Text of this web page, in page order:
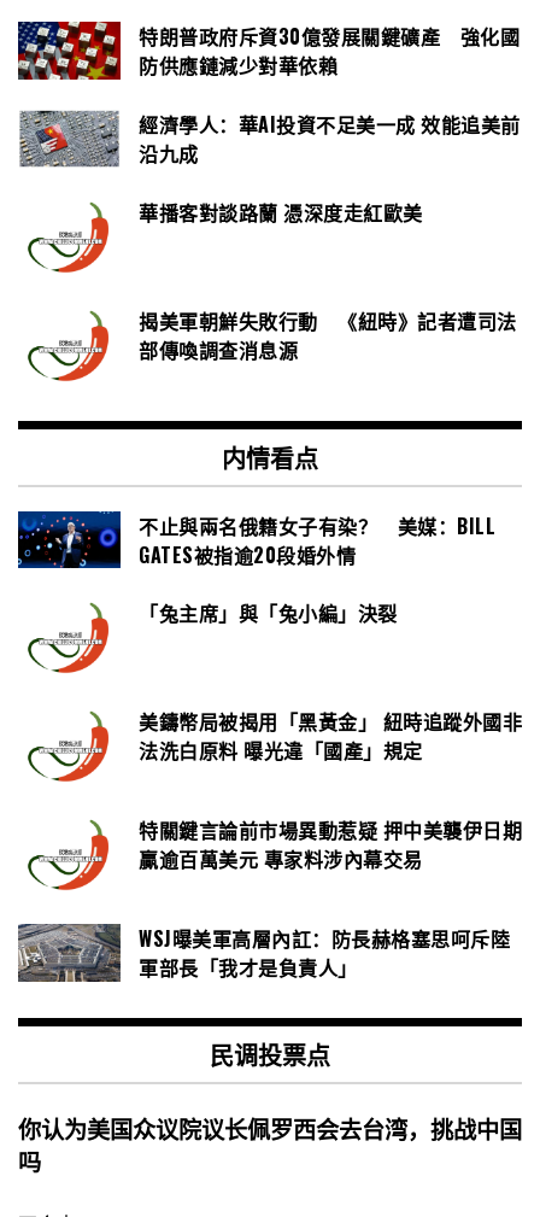
特朗普政府斥資30億發展關鍵礦產 強化國
防供應鏈減少對華依賴
經濟學人：華AI投資不足美一成 效能追美前
沿九成
華播客對談路蘭 憑深度走紅歐美
揭美軍朝鮮失敗行動 《紐時》記者遭司法
部傳喚調查消息源
内情看点
不止與兩名俄籍女子有染？ 美媒：BILL
GATES被指逾20段婚外情
「兔主席」與「兔小編」決裂
美鑄幣局被揭用「黑黃金」 紐時追蹤外國非
法洗白原料 曝光違「國產」規定
特關鍵言論前市場異動惹疑 押中美襲伊日期
贏逾百萬美元 專家料涉內幕交易
WSJ曝美軍高層內訌：防長赫格塞思呵斥陸
軍部長「我才是負責人」
民调投票点
你认为美国众议院议长佩罗西会去台湾，挑战中国
吗